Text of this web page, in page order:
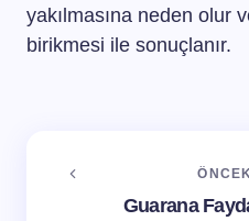
yakılmasına neden olur
birikmesi ile sonuçlanır.
Guarana